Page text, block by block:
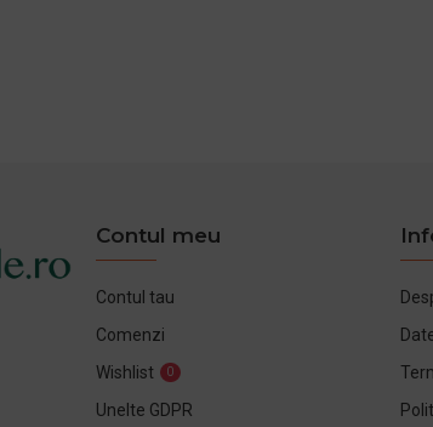
Contul meu
Contul tau
Comenzi
Wishlist
0
Unelte GDPR